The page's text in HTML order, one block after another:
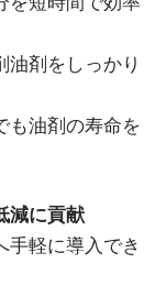
油剤をしっかり
も油剤の寿命を
減に貢献
手軽に導入でき